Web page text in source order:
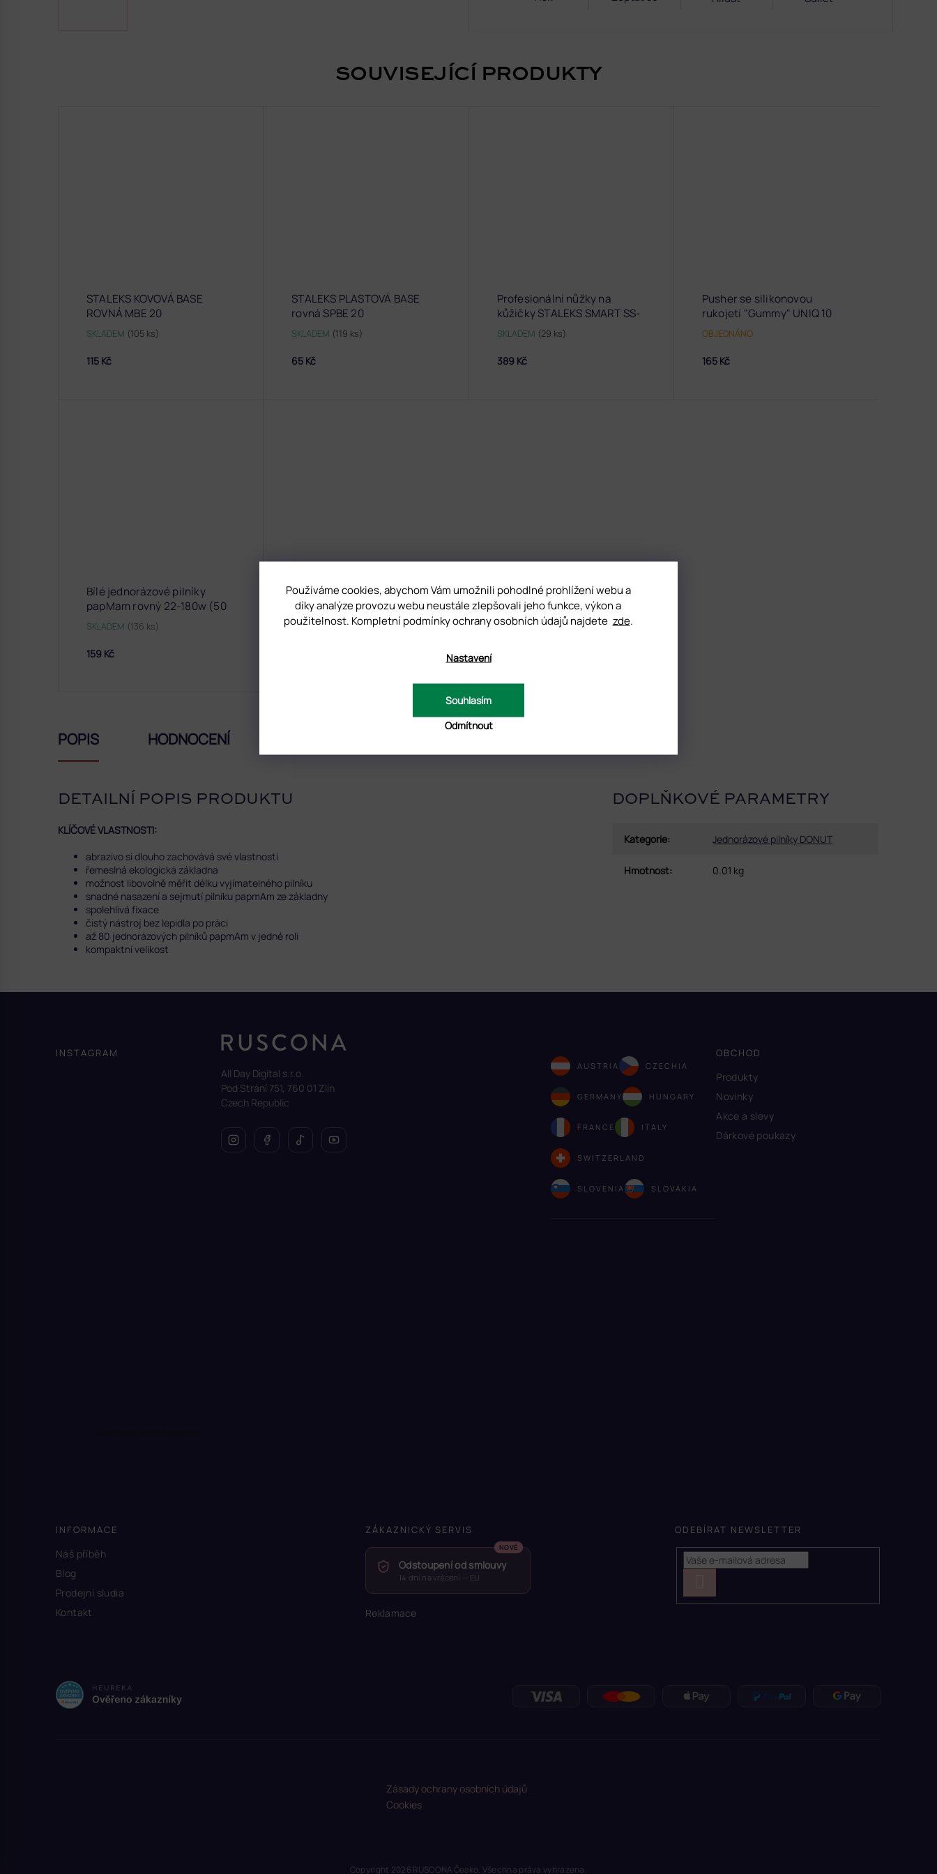
Používáme cookies, abychom Vám umožnili pohodlné prohlížení webu a
díky analýze provozu webu neustále zlepšovali jeho funkce, výkon a
použitelnost. Kompletní podmínky ochrany osobních údajů najdete zde.
Nastavení
Odmítnout
Souhlasím
SOUVISEJÍCÍ PRODUKTY
STALEKS KOVOVÁ BASE
ROVNÁ MBE 20
SKLADEM (105 ks)
115 Kč
STALEKS PLASTOVÁ BASE
rovná SPBE 20
SKLADEM (119 ks)
65 Kč
Profesionální nůžky na
kůžičky STALEKS SMART SS-
40/3
SKLADEM (29 ks)
389 Kč
Pusher se silikonovou
rukojetí "Gummy" UNIQ 10
TYP 2
OBJEDNÁNO
165 Kč
Bílé jednorázové pilníky
papMam rovný 22-180w (50
ks)
SKLADEM (136 ks)
159 Kč
POPIS HODNOCENÍ
DETAILNÍ POPIS PRODUKTU
KLÍČOVÉ VLASTNOSTI:
abrazivo si dlouho zachovává své vlastnosti
řemeslná ekologická základna
možnost libovolně měřit délku vyjímatelného pilníku
snadné nasazení a sejmutí pilníku papmAm ze základny
spolehlivá fixace
čistý nástroj bez lepidla po práci
až 80 jednorázových pilníků papmAm v jedné roli
kompaktní velikost
DOPLŇKOVÉ PARAMETRY
Kategorie: Jednorázové pilníky DONUT
Hmotnost: 0.01 kg
t
INSTAGRAM
All Day Digital s.r.o.
Pod Strání 751, 760 01 Zlín
Czech Republic
AUSTRIA CZECHIA
GERMANY HUNGARY
FRANCE ITALY
SWITZERLAND
SLOVENIA SLOVAKIA
OBCHOD
Produkty
Novinky
Akce a slevy
Dárkové poukazy
INFORMACE
Náš příběh
Blog
Prodejní sludia
Kontakt
ZÁKAZNICKÝ SERVIS
Odstoupení od smlouvy
14 dní na vrácení — EU
Reklamace
ODEBÍRAT NEWSLETTER
SE
Zásady ochrany osobních údajů
Cookies
Copyright 2026 RUSCONA Česko. Všechna práva vyhrazena.